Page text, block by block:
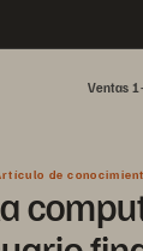
Ventas
de